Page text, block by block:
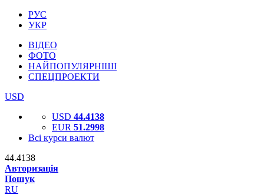
РУС
УКР
ВІДЕО
ФОТО
НАЙПОПУЛЯРНІШІ
СПЕЦПРОЕКТИ
USD
USD 44.4138
EUR 51.2998
Всі курси валют
44.4138
Авторизація
Пошук
RU